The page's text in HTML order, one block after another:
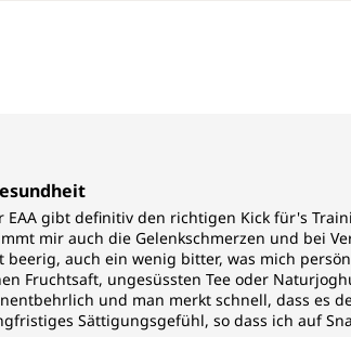
5 von 5 Sternen
gibt definitiv den richtigen Kick für's
mir auch die Gelenkschmerzen und bei
beerig, auch ein wenig bitter, was mich
Fruchtsaft, ungesüssten Tee oder
und man merkt schnell, dass es
Sättigungsgefühl, so dass ich auf